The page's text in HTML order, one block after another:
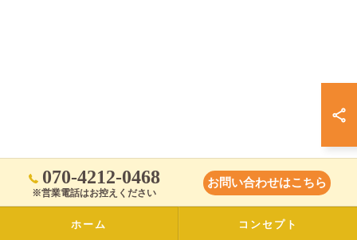
070-4212-0468
※営業電話はお控えください
お問い合わせはこちら
ホーム コンセプト